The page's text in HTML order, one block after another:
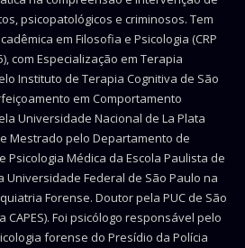
psicopatológicos e criminosos. Tem
em Filosofia e Psicologia (CRP
com Especialização em Terapia
Instituto de Terapia Cognitiva de São
em Comportamento
Universidade Nacional de La Plata
Mestrado pelo Departamento de
Psicologia Médica da Escola Paulista de
Universidade Federal de São Paulo na
Forense. Doutor pela PUC de São
CAPES). Foi psicólogo responsável pelo
forense do Presídio da Polícia